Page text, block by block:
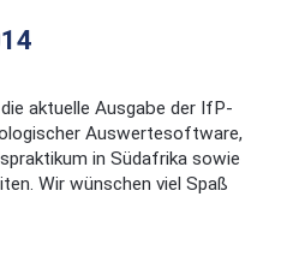
aktuelle Ausgabe der IfP-
Auswertesoftware,
in Südafrika sowie
Wir wünschen viel Spaß